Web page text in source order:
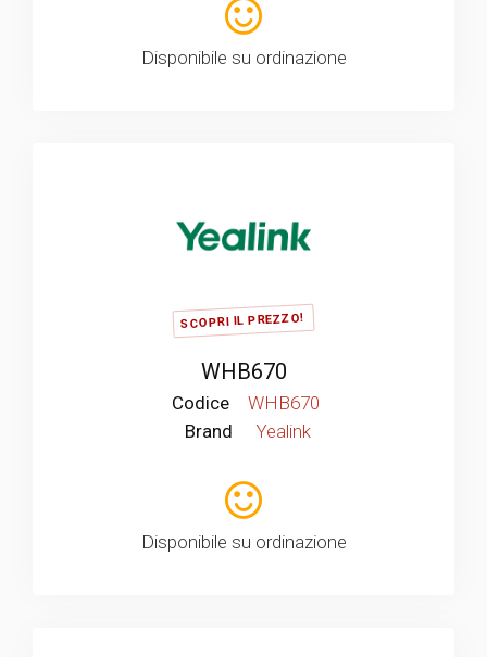
Disponibile su ordinazione
SCOPRI IL PREZZO!
WHB670
Codice
WHB670
Brand
Yealink
Disponibile su ordinazione